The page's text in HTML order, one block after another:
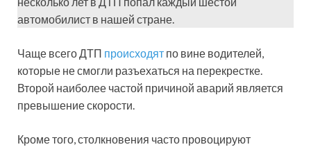
автомобилист в нашей стране.
Чаще всего ДТП происходят по вине водителей,
которые не смогли разъехаться на перекрестке.
Второй наиболее частой причиной аварий является
превышение скорости.
Кроме того, столкновения часто провоцируют